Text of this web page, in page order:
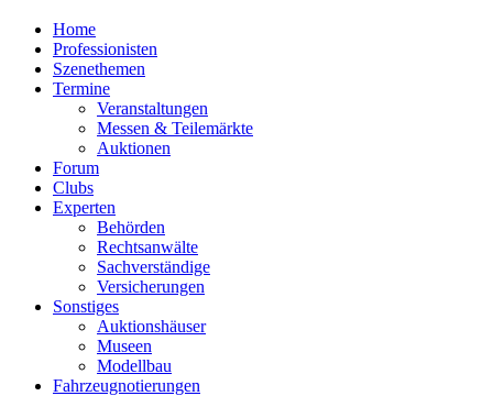
Home
Professionisten
Szenethemen
Termine
Veranstaltungen
Messen & Teilemärkte
Auktionen
Forum
Clubs
Experten
Behörden
Rechtsanwälte
Sachverständige
Versicherungen
Sonstiges
Auktionshäuser
Museen
Modellbau
Fahrzeugnotierungen